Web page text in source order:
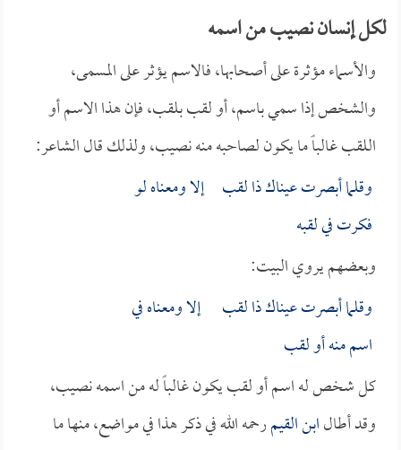
لكل إنسان نصيب من اسمه
والأسماء مؤثرة على أصحابها، فالاسم يؤثر على المسمى،
والشخص إذا سمي باسم، أو لقب بلقب، فإن هذا الاسم أو
اللقب غالباً ما يكون لصاحبه منه نصيب، ولذلك قال الشاعر:
وقلما أبصرت عيناك ذا لقب إلا ومعناه لو
فكرت في لقبه
وبعضهم يروي البيت:
وقلما أبصرت عيناك ذا لقب إلا ومعناه في
اسم منه أو لقب
كل شخص له اسم أو لقب يكون غالباً له من اسمه نصيب،
وقد أطالابن القيمرحمه الله في ذكر هذا في مواضع، منها ما